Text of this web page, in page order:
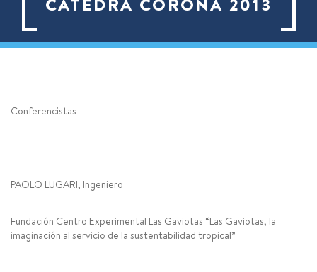
Conferencistas
PAOLO LUGARI, Ingeniero
Fundación Centro Experimental Las Gaviotas “Las Gaviotas, la
imaginación al servicio de la sustentabilidad tropical”